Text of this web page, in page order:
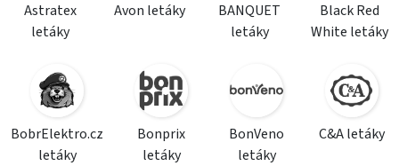
Astratex
letáky
Avon letáky
BANQUET
letáky
Black Red
White letáky
BobrElektro.cz
letáky
Bonprix
letáky
BonVeno
letáky
C&A letáky